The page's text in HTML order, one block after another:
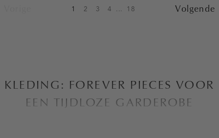
1 2 3 4 ... 18 Volgende
KLEDING: FOREVER PIECES VOOR
EEN TIJDLOZE GARDEROBE